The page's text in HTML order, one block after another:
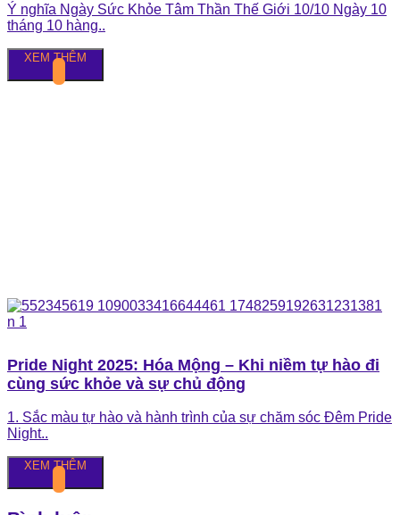
Ý nghĩa Ngày Sức Khỏe Tâm Thần Thế Giới 10/10 Ngày 10
tháng 10 hàng..
Pride Night 2025: Hóa Mộng – Khi niềm tự hào đi
cùng sức khỏe và sự chủ động
1. Sắc màu tự hào và hành trình của sự chăm sóc Đêm Pride
Night..